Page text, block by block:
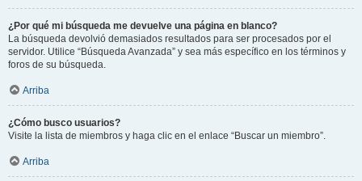
¿Por qué mi búsqueda me devuelve una página en blanco?
La búsqueda devolvió demasiados resultados para ser procesados por el
servidor. Utilice “Búsqueda Avanzada” y sea más específico en los términos y
foros de su búsqueda.
Arriba
¿Cómo busco usuarios?
Visite la lista de miembros y haga clic en el enlace “Buscar un miembro”.
Arriba